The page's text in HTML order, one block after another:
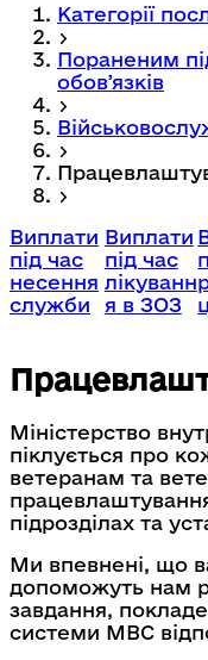
Категорії
Пораненим
обовʼязків
Виплати
під час
несення
служби
Виплати
під час
лікуванн
я в ЗОЗ
Міністерство
піклується про
ветеранам та
підрозділах та
Ми впевнені, що
допоможуть нам
завдання,
системи МВС